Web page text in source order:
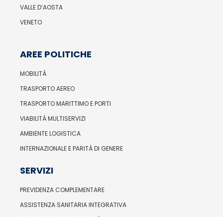
VALLE D’AOSTA
VENETO
AREE POLITICHE
MOBILITÀ
TRASPORTO AEREO
TRASPORTO MARITTIMO E PORTI
VIABILITÀ MULTISERVIZI
AMBIENTE LOGISTICA
INTERNAZIONALE E PARITÀ DI GENERE
SERVIZI
PREVIDENZA COMPLEMENTARE
ASSISTENZA SANITARIA INTEGRATIVA